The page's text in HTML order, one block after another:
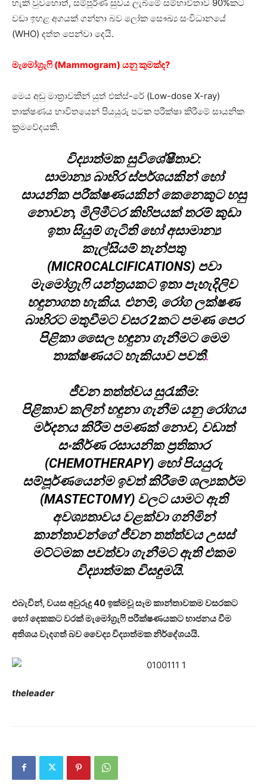
හැකි වුවහොත්, සම්පූර්ණ සුවය ලැබීමේ සම්භාවිතාව 90%කට
වඩා ඉහළ අගයක් ගන්නා බව ලෝක සෞඛ්‍ය සංවිධානයේ
(WHO) දත්ත පෙන්වා දෙයි.
මැමෝග්‍රැෆි (Mammogram) යනු කුමක්ද?
මෙය අඩු මාත්‍රාවකින් යුත් එක්ස්-රේ (Low-dose X-ray)
තාක්ෂණය භාවිතයෙන් පියයුරු පටක පරීක්ෂා කිරීමේ සායනික
ක්‍රමවේදයකි.
විද්‍යාත්මක සුවිශේෂීතාව:
සාමාන්‍ය බාහිර ස්පර්ශයකින් හෝ
සායනික පරීක්ෂණයකින් කෙනෙකුට හසු
නොවන, මිලිමීටර කිහිපයක් තරම් කුඩා
ඉතා සියුම් ගැටිති හෝ අසාමාන්‍ය
කැල්සියම් තැන්පතු
(MICROCALCIFICATIONS) පවා
මැමෝග්‍රැෆි යන්ත්‍රයකට ඉතා පැහැදිලිව
හඳුනාගත හැකිය. එනම්, රෝග ලක්ෂණ
බාහිරට මතුවීමට වසර 2කට පමණ පෙර
පිළිකා සෛල හඳුනා ගැනීමට මෙම
තාක්ෂණයට හැකියාව පවතී.
ජීවන තත්ත්වය සුරැකීම:
පිළිකාව කලින් හඳුනා ගැනීම යනු රෝගය
මර්දනය කිරීම පමණක් නොව, වඩාත්
සංකීර්ණ රසායනික ප්‍රතිකාර
(CHEMOTHERAPY) හෝ පියයුරු
සම්පූර්ණයෙන්ම ඉවත් කිරීමේ ශල්‍යකර්ම
(MASTECTOMY) වලට යාමට ඇති
අවශ්‍යතාවය වළක්වා ගනිමින්
කාන්තාවන්ගේ ජීවන තත්ත්වය උසස්
මට්ටමක පවත්වා ගැනීමට ඇති එකම
විද්‍යාත්මක විසඳුමයි.
එබැවින්, වයස අවුරුදු 40 ඉක්මවූ සෑම කාන්තාවකම වසරකට
හෝ දෙකකට වරක් මැමෝග්‍රැෆි පරීක්ෂණයකට භාජනය වීම
අතිශය වැදගත් බව වෛද්‍ය විද්‍යාත්මක නිර්දේශයයි.
theleader